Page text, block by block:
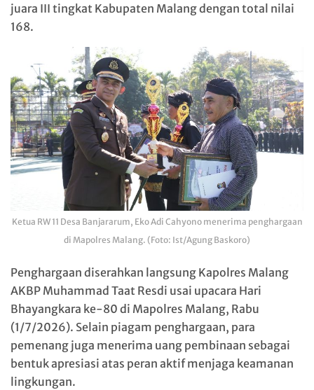
juara III tingkat Kabupaten Malang dengan total nilai
168.
Ketua RW 11 Desa Banjararum, Eko Adi Cahyono menerima penghargaan
di Mapolres Malang. (Foto: Ist/Agung Baskoro)
Penghargaan diserahkan langsung Kapolres Malang
AKBP Muhammad Taat Resdi usai upacara Hari
Bhayangkara ke-80 di Mapolres Malang, Rabu
(1/7/2026). Selain piagam penghargaan, para
pemenang juga menerima uang pembinaan sebagai
bentuk apresiasi atas peran aktif menjaga keamanan
lingkungan.